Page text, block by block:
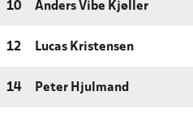
10 Anders Vibe Kjøller
12 Lucas Kristensen
14 Peter Hjulmand